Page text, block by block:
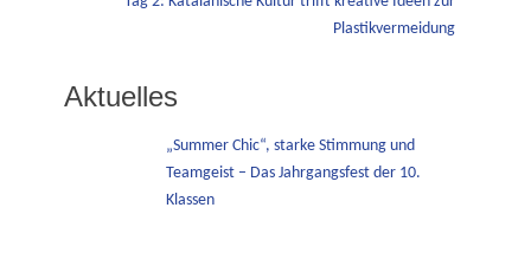
Plastikvermeidung
Aktuelles
„Summer Chic“, starke Stimmung und
Teamgeist – Das Jahrgangsfest der 10.
Klassen